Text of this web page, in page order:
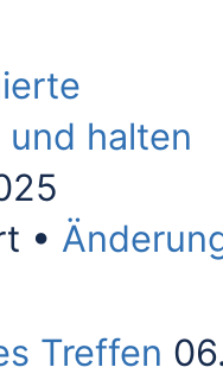
halten
Treffen